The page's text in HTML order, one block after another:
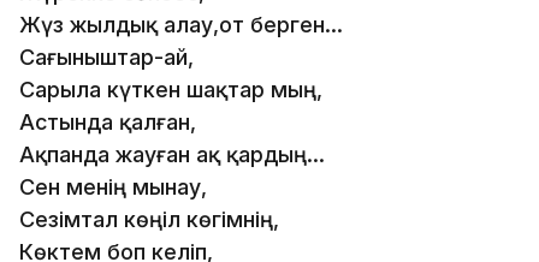
Жүз жылдық алау,от берген...
Сағыныштар-ай,
Сарыла күткен шақтар мың,
Астында қалған,
Ақпанда жауған ақ қардың...
Сен менің мынау,
Сезімтал көңіл көгімнің,
Көктем боп келіп,